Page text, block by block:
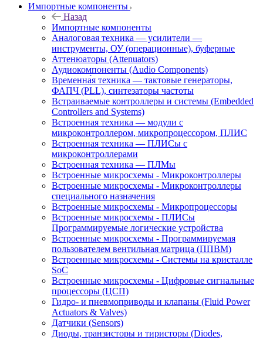
Импортные компоненты
Назад
Импортные компоненты
Аналоговая техника — усилители —
инструменты, ОУ (операционные), буферные
Аттенюаторы (Attenuators)
Аудиокомпоненты (Audio Components)
Временна́я техника — тактовые генераторы,
ФАПЧ (PLL), синтезаторы частоты
Встраиваемые контроллеры и системы (Embedded
Controllers and Systems)
Встроенная техника — модули с
микроконтроллером, микропроцессором, ПЛИС
Встроенная техника — ПЛИСы с
микроконтроллерами
Встроенная техника — ПЛМы
Встроенные микросхемы - Микроконтроллеры
Встроенные микросхемы - Микроконтроллеры
специального назначения
Встроенные микросхемы - Микропроцессоры
Встроенные микросхемы - ПЛИСы
Программируемые логические устройства
Встроенные микросхемы - Программируемая
пользователем вентильная матрица (ППВМ)
Встроенные микросхемы - Системы на кристалле
SoC
Встроенные микросхемы - Цифровые сигнальные
процессоры (ЦСП)
Гидро- и пневмоприводы и клапаны (Fluid Power
Actuators & Valves)
Датчики (Sensors)
Диоды, транзисторы и тиристоры (Diodes,